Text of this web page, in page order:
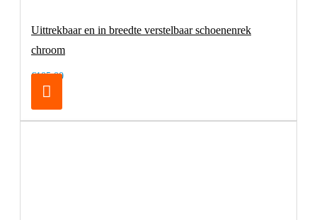
Uittrekbaar en in breedte verstelbaar schoenenrek
chroom
€105,00